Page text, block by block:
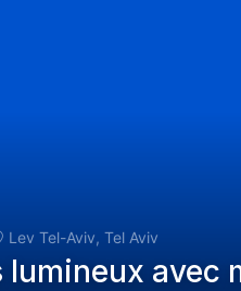
Lev Tel-Aviv, Tel Aviv
lumineux avec